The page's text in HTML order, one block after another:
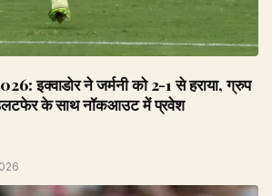
इक्वाडोर ने जर्मनी को 2-1 से हराया, ग्रुप
के साथ नॉकआउट में प्रवेश